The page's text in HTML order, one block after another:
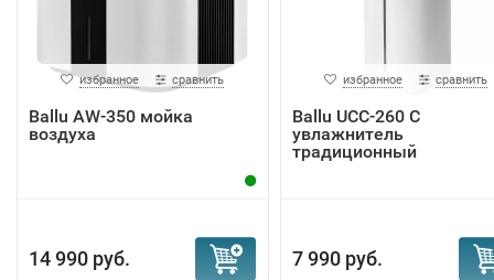
избранное сравнить
Ballu AW-350 мойка
воздуха
14 990 руб.
избранное сравнить
Ballu UCC-260 C
увлажнитель
традиционный
7 990 руб.